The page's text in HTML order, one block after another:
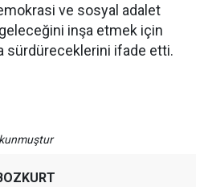
ve sosyal adalet
inşa etmek için
sürdüreceklerini ifade etti.